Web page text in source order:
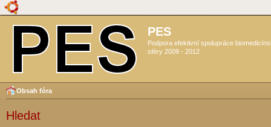
PES
Podpora efektivní spolupráce
sféry 2009 - 2012
Obsah fóra
Hledat